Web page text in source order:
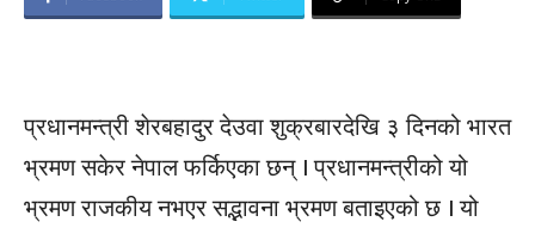
प्रधानमन्त्री शेरबहादुर देउवा शुक्रबारदेखि ३ दिनको भारत
भ्रमण सकेर नेपाल फर्किएका छन् । प्रधानमन्त्रीको यो
भ्रमण राजकीय नभएर सद्भावना भ्रमण बताइएको छ । यो